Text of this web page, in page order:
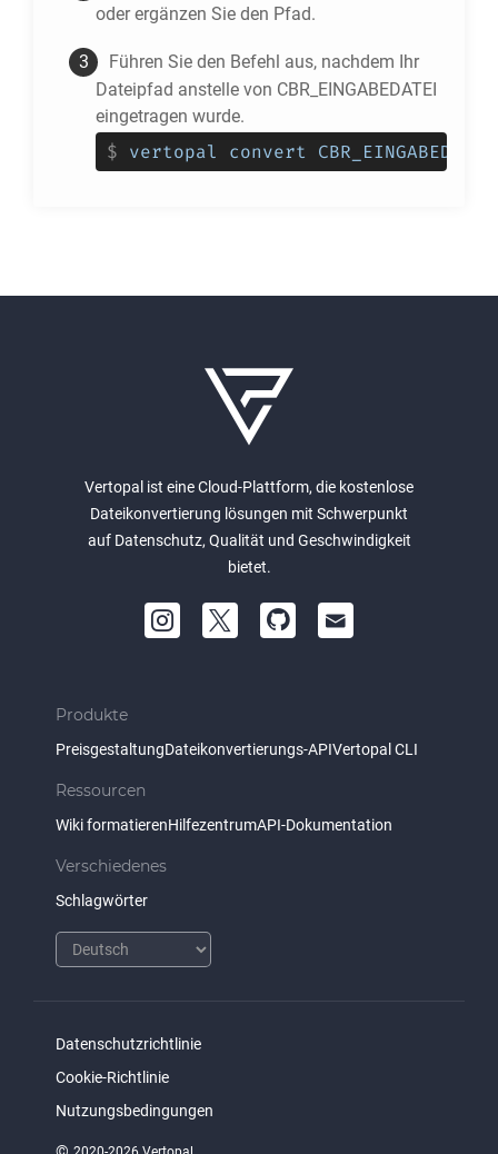
oder ergänzen Sie den Pfad.
Führen Sie den Befehl aus, nachdem Ihr
Dateipfad anstelle von CBR_EINGABEDATEI
eingetragen wurde.
$ vertopal convert
Vertopal ist eine Cloud-Plattform, die kostenlose
Dateikonvertierung lösungen mit Schwerpunkt
auf Datenschutz, Qualität und Geschwindigkeit
bietet.
Produkte
PreisgestaltungDateikonvertierungs-APIVertopal CLI
Ressourcen
Wiki formatierenHilfezentrumAPI-Dokumentation
Verschiedenes
Schlagwörter
Datenschutzrichtlinie
Cookie-Richtlinie
Nutzungsbedingungen